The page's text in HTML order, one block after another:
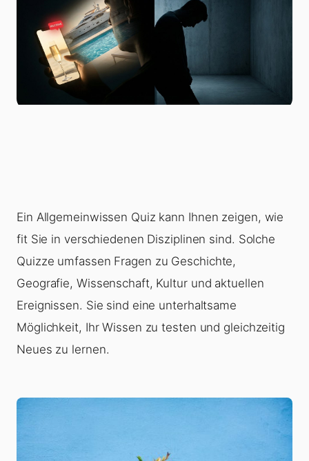
Ein Allgemeinwissen Quiz kann Ihnen zeigen, wie
fit Sie in verschiedenen Disziplinen sind. Solche
Quizze umfassen Fragen zu Geschichte,
Geografie, Wissenschaft, Kultur und aktuellen
Ereignissen. Sie sind eine unterhaltsame
Möglichkeit, Ihr Wissen zu testen und gleichzeitig
Neues zu lernen.